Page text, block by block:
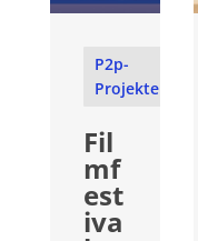
P2p-
Projekte
Fil
mf
est
iva